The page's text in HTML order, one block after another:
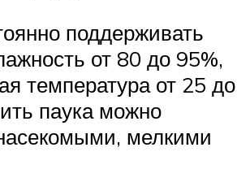
поддерживать
от 80 до 95%,
температура от 25 до
паука можно
мелкими